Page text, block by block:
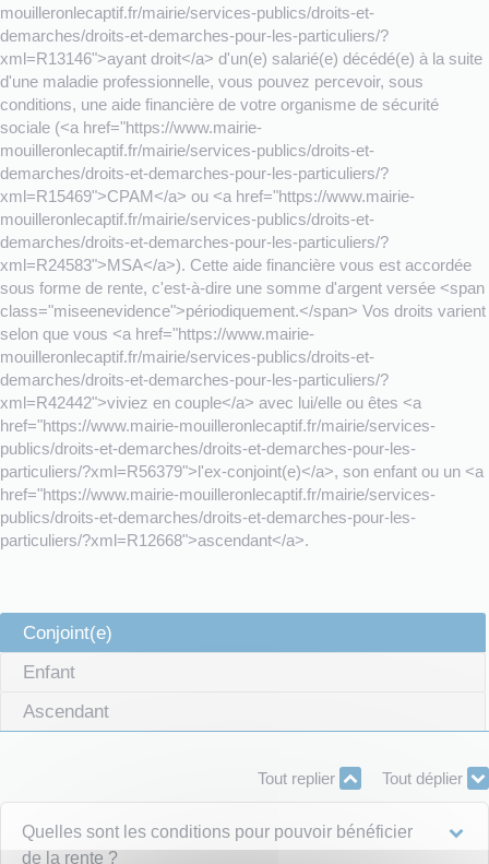
mouilleronlecaptif.fr/mairie/services-publics/droits-et-
demarches/droits-et-demarches-pour-les-particuliers/?
xml=R13146">ayant droit</a> d'un(e) salarié(e) décédé(e) à la suite
d'une maladie professionnelle, vous pouvez percevoir, sous
conditions, une aide financière de votre organisme de sécurité
sociale (<a href="https://www.mairie-
mouilleronlecaptif.fr/mairie/services-publics/droits-et-
demarches/droits-et-demarches-pour-les-particuliers/?
xml=R15469">CPAM</a> ou <a href="https://www.mairie-
mouilleronlecaptif.fr/mairie/services-publics/droits-et-
demarches/droits-et-demarches-pour-les-particuliers/?
xml=R24583">MSA</a>). Cette aide financière vous est accordée
sous forme de rente, c'est-à-dire une somme d'argent versée <span
class="miseenevidence">périodiquement.</span> Vos droits varient
selon que vous <a href="https://www.mairie-
mouilleronlecaptif.fr/mairie/services-publics/droits-et-
demarches/droits-et-demarches-pour-les-particuliers/?
xml=R42442">viviez en couple</a> avec lui/elle ou êtes <a
href="https://www.mairie-mouilleronlecaptif.fr/mairie/services-
publics/droits-et-demarches/droits-et-demarches-pour-les-
particuliers/?xml=R56379">l'ex-conjoint(e)</a>, son enfant ou un <a
href="https://www.mairie-mouilleronlecaptif.fr/mairie/services-
publics/droits-et-demarches/droits-et-demarches-pour-les-
particuliers/?xml=R12668">ascendant</a>.
Conjoint(e)
Enfant
Ascendant
Tout replier Tout déplier
Quelles sont les conditions pour pouvoir bénéficier
de la rente ?